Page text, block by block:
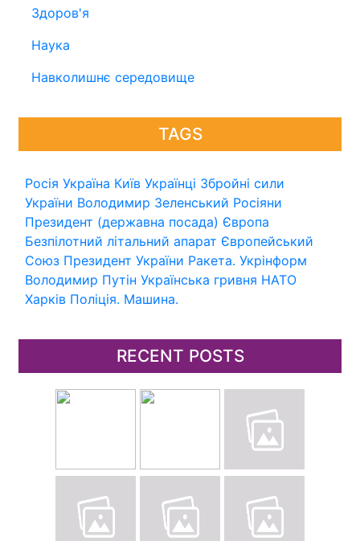
Здоров'я
Наука
Навколишнє середовище
TAGS
Росія Україна Київ Українці Збройні сили
України Володимир Зеленський Росіяни
Президент (державна посада) Європа
Безпілотний літальний апарат Європейський
Союз Президент України Ракета. Укрінформ
Володимир Путін Українська гривня НАТО
Харків Поліція. Машина.
RECENT POSTS